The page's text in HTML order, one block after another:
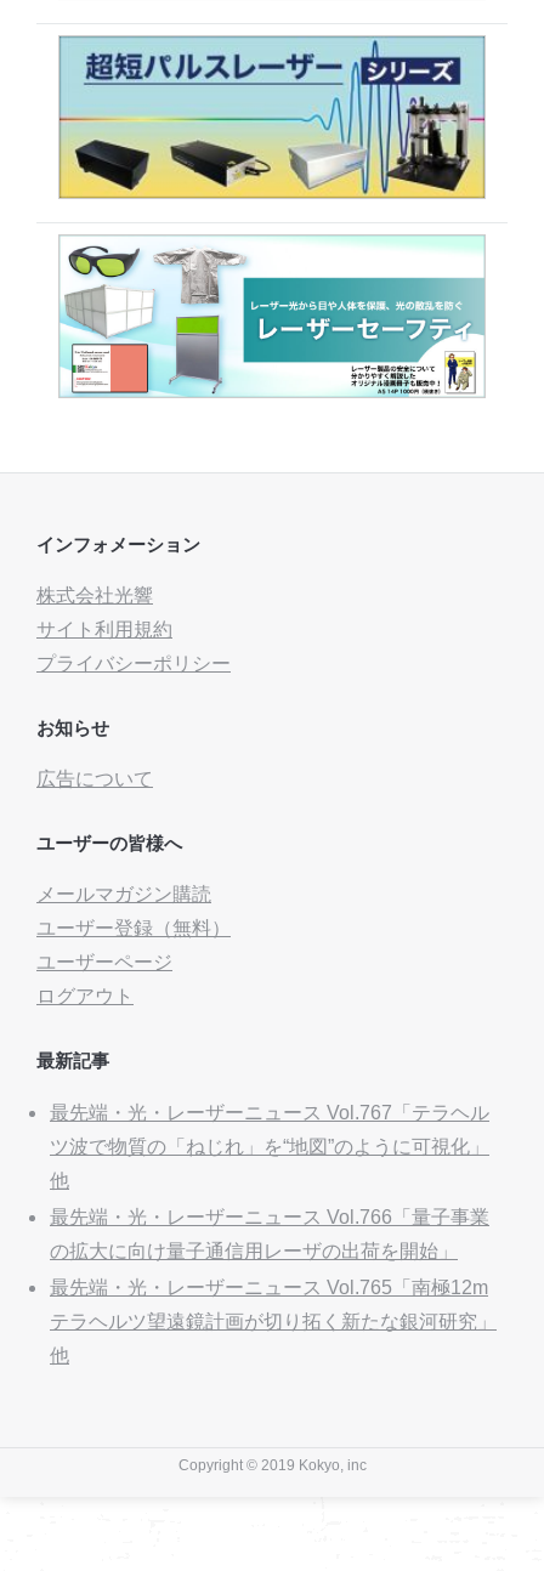
インフォメーション
株式会社光響
サイト利用規約
プライバシーポリシー
お知らせ
広告について
ユーザーの皆様へ
メールマガジン購読
ユーザー登録（無料）
ユーザーページ
ログアウト
最新記事
最先端・光・レーザーニュース Vol.767「テラヘル
ツ波で物質の「ねじれ」を“地図”のように可視化」
他
最先端・光・レーザーニュース Vol.766「量子事業
の拡大に向け量子通信用レーザの出荷を開始」
最先端・光・レーザーニュース Vol.765「南極12m
テラヘルツ望遠鏡計画が切り拓く新たな銀河研究」
他
Copyright © 2019 Kokyo, inc